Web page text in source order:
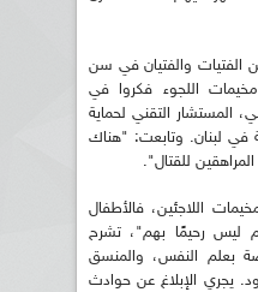
حوالي 41% من الفتيات والفتيان في سن
اللجوء فكروا في
المستشار التقني لحماية
في لبنان. وتابعت: "هناك
للقتال".
اللاجئين، فالأطفال
ليس رحيمًا بهم"، تشرح
بعلم النفس، والمنسق
يجري الإبلاغ عن حوادث